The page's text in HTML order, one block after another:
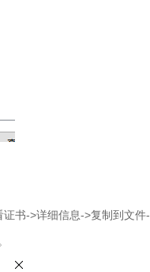
证书->详细信息->复制到文件-